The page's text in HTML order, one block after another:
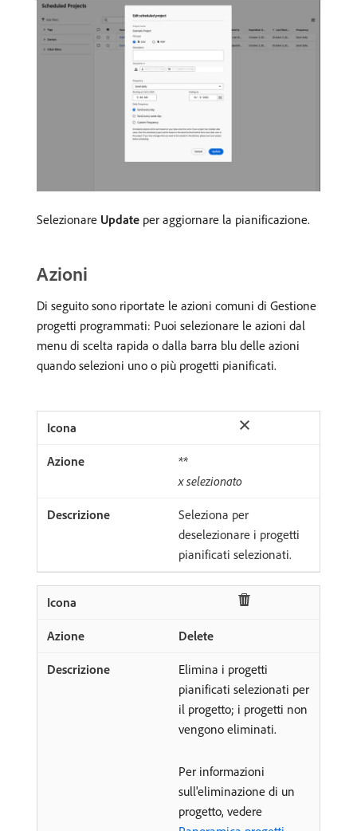
Selezionare Update per aggiornare la pianificazione.
Azioni
Di seguito sono riportate le azioni comuni di Gestione
progetti programmati: Puoi selezionare le azioni dal
menu di scelta rapida o dalla barra blu delle azioni
quando selezioni uno o più progetti pianificati.
**
xselezionato
Seleziona per
deselezionare i progetti
pianificati selezionati.
Delete
Elimina i progetti
pianificati selezionati per
il progetto; i progetti non
vengono eliminati.
Per informazioni
sull'eliminazione di un
progetto, vedere